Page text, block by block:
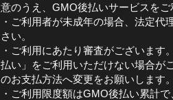
意のうえ、GMO後払いサービスを
・ご利用者が未成年の場合、法定代
さい。
・ご利用にあたり審査がございま
払い」をご利用いただけない場合が
のお支払方法へ変更をお願いします
・ご利用限度額はGMO後払い累計